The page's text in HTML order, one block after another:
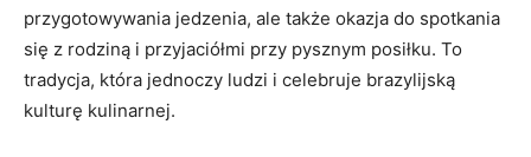
przygotowywania ⁤jedzenia, ale ⁤także okazja do‌ spotkania
się z⁢ rodziną i przyjaciółmi przy pysznym posiłku. To
tradycja, która jednoczy ludzi ⁤i celebruje brazylijską
kulturę kulinarnej.